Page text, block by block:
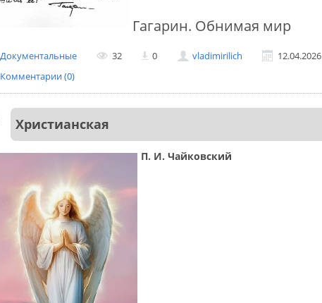
Гагарин. Обнимая мир
Документальные 32 0 vladimirilich
12.04.2026
Комментарии (0)
Христианская
П. И. Чайковский